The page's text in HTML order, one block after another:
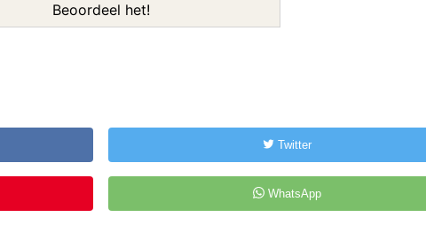
Beoordeel het!
Twitter
WhatsApp